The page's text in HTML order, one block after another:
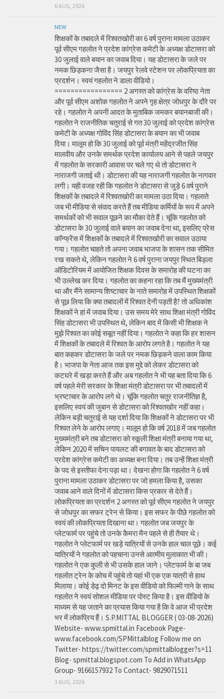
6 AUG, 2026
NEW
शिक्षकों के तबादले में रिश्वतखोरी का 6 वर्ष पुराना मामला उठाकर
पूर्व सीएम गहलोत ने प्रदेश कांग्रेस कमेटी के अध्यक्ष डोटासरा को
30 जुलाई वाले बयान का जवाब दिया। यह डोटासरा के जले पर
नमक छिड़कना जैसा है। जयपुर रेलवे स्टेशन पर लोकप्रियता का
प्रदर्शन। स्वयं गहलोत ने डाला वीडियो।
================= 2 अगस्त को कांग्रेस के वरिष्ठ नेता
और पूर्व सीएम अशोक गहलोत ने अपने गृह क्षेत्र जोधपुर के दौरे पर
रहे। गहलोत ने अपनी आदत के मुताबिक जमकर बयानबाजी की।
गहलोत ने राजनीतिक चतुराई से गत 30 जुलाई को प्रदेश कांग्रेस
कमेटी के अध्यक्ष गोविंद सिंह डोटासरा के बयान का भी जवाब
दिया। मालूम हो कि 30 जुलाई को पूर्व मंत्री महेंद्रजीत सिंह
मालवीय और उनके समर्थक प्रदेश कार्यालय आने से पहले जयपुर
में गहलोत के सरकारी आवास पर चले गए थे तो डोटासरा ने
नाराजगी जताई थी। डोटासरा की यह नाराजगी गहलोत के नागवार
लगी। यही वजह रही कि गहलोत ने डोटासरा से जुड़े 6 वर्ष पुराने
शिक्षकों के तबादले में रिश्वतखोरी का मामला उठा दिया। गहलाते
जब भी मीडिया से संवाद करते हैं तब मीडिया कर्मियों के रूप में अपने
समर्थकों को भी सवाल पूछने का मौका देते हैं। चूंकि गहलोत को
डोटासरा के 30 जुलाई वाले बयान का जवाब देना था, इसलिए प्रेस
कॉन्फ्रेंस में शिक्षकों के तबादले में रिश्वतखोरी का सवाल उठाया
गया। गहलोत चाहते तो अपना जवाब भाजपा के शासन तक सीमित
रख सकते थे, लेकिन गहलोत ने 6 वर्ष पुराना जयपुर स्थित बिड़ला
ऑडिटोरियम में आयोजित शिक्षक दिवस के समारोह की घटना का
भी उल्लेख कर दिया। गहलोत का कहना रहा कि तब मैं मुख्यमंत्री
था और मैंने सामान्य शिष्टाचार के नाते समारोह में उपस्थित शिक्षकों
से पूछ लिया कि क्या तबादलों में रिश्वत देनी पड़ती है? तो अधिकांश
शिक्षकों ने हां में जवाब दिया। उस समय मेरे साथ शिक्षा मंत्री गोविंद
सिंह डोटासरा भी उपस्थित थे, लेकिन बाद में किसी भी शिक्षक ने
मुझे रिश्वत का कोई सबूत नहीं दिया। गहलोत ने कहा कि हर शासन
में शिक्षकों के तबादले में रिश्वत के आरोप लगते है। गहलोत ने यह
बात कहकर डोटासरा के जले पर नमक छिड़कने वाला काम किया
है। भाजपा के नेता आज तक इस मुद्दे को लेकर डोटासरा को
कटघरे में खड़ा करते हैं और अब गहलोत ने भी यह बता दिया कि 6
वर्ष पहले मेरी सरकार के शिक्षा मंत्री डोटासरा पर भी तबादलों में
भ्रष्टाचार के आरोप लगे थे। चूंकि गहलोत चतुर राजनीतिज्ञ है,
इसलिए स्वयं की जुबान से डोटासरा को रिश्वतखोर नहीं कहा।
लेकिन बड़ी चतुराई से यह दर्शा दिया कि शिक्षकों ने डोटासरा पर भी
रिश्वत लेने के आरोप लगाए। मालूम हो कि वर्ष 2018 में जब गहलोत
मुख्यमंत्री बने तब डोटासरा को स्कूली शिक्षा मंत्री बनाया गया था,
लेकिन 2020 में सचिन पायलट की बगावत के बाद डोटासरा को
प्रदेश कांग्रेस कमेटी का अध्यक्ष बना दिया। तब उन्हें शिक्षा मंत्री
के पद से इस्तीफा देना पड़ा था। देखना होगा कि गहलोत ने 6 वर्ष
पुराना मामला उठाकर डोटासरा पर जो हमला किया है, उसका
जवाब आने वाले दिनों में डोटासरा किस प्रकार से देते हैं।
लोकप्रियता का प्रदर्शन 2 अगस्त को पूर्व सीएम गहलोत ने जयपुर
से जोधपुर का सफर ट्रेन से किया। इस सफर के पीछे गहलोत को
स्वयं की लोकप्रियता दिखाना था। गहलोत जब जयपुर के
प्लेटफार्म पर पहुंचे तो उनके कैमरा मैन पहले से ही तैयार थे।
गहलोत ने प्लेटफार्म पर खड़े यात्रियों से उनके हाल चाल पूछे। कई
यात्रियों ने गहलोत को पहचाना उनसे आत्मीय मुलाकात भी की।
गहलोत ने एक कुली से भी उसके हाल जाने। प्लेटफार्म के बा जब
गहलोत ट्रेन के कोच में पहुंचे तो यहां भी एक एक यात्री से हाथ
मिलाया। कोई डेढ़ दो मिनट के इस वीडियो को फिल्मी गाने के साथ
गहलोत ने स्वयं सोशल मीडिया पर पोस्ट किया है। इस वीडियो के
माध्यम से यह जताने का प्रयास किया गया है कि वे आज भी प्रदेश
भर में लोकप्रिय हैं। S.P.MITTAL BLOGGER ( 03-08-2026)
Website- www.spmittal.in Facebook Page-
www.facebook.com/SPMittalblog Follow me on
Twitter- https://twitter.com/spmittalblogger?s=11
Blog- spmittal.blogspot.com To Add in WhatsApp
Group- 9166157932 To Contact- 9829071511
3 AUG, 2026